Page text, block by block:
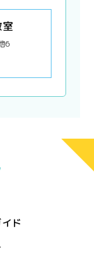
6
ド